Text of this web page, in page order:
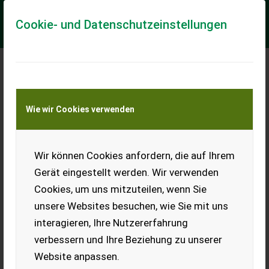
Cookie- und Datenschutzeinstellungen
Wie wir Cookies verwenden
Wir können Cookies anfordern, die auf Ihrem
Gerät eingestellt werden. Wir verwenden
Cookies, um uns mitzuteilen, wenn Sie
unsere Websites besuchen, wie Sie mit uns
interagieren, Ihre Nutzererfahrung
verbessern und Ihre Beziehung zu unserer
Website anpassen.
Meine Transportkostenanfrage
Transport von Land- und Baumaschinen –
KEINE Tiertransporte
Kompletträder 8-
Loch-Felgen
385/65 R22,5.
EUR 0